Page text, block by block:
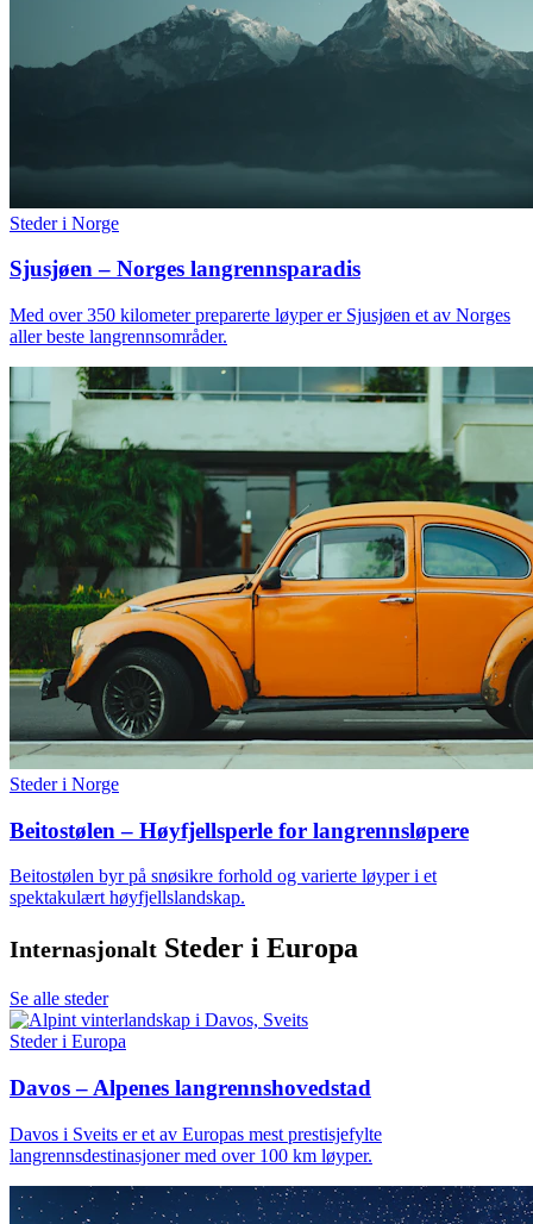
Steder i Norge
Sjusjøen – Norges langrennsparadis
Med over 350 kilometer preparerte løyper er Sjusjøen et av Norges
aller beste langrennsområder.
Steder i Norge
Beitostølen – Høyfjellsperle for langrennsløpere
Beitostølen byr på snøsikre forhold og varierte løyper i et
spektakulært høyfjellslandskap.
Internasjonalt Steder i Europa
Se alle steder
Steder i Europa
Davos – Alpenes langrennshovedstad
Davos i Sveits er et av Europas mest prestisjefylte
langrennsdestinasjoner med over 100 km løyper.